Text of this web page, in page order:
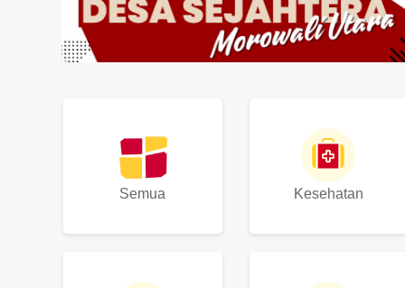
Semua Kesehatan